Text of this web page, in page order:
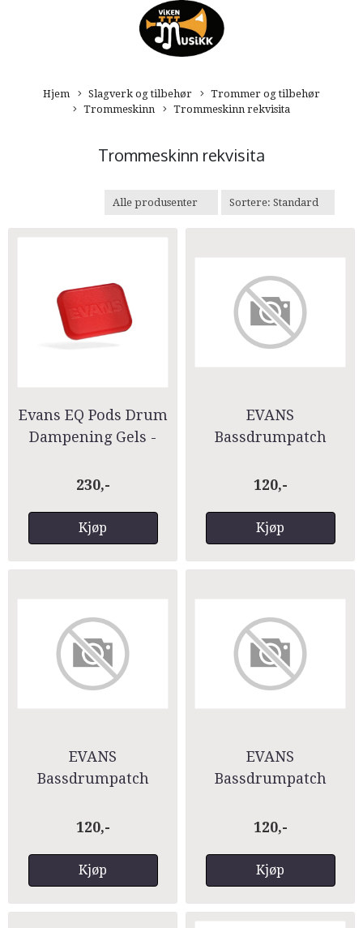
Hjem Slagverk og tilbehør
Trommer og tilbehør
Trommeskinn
Trommeskinn rekvisita
Trommeskinn rekvisita
Evans EQ Pods Drum
Dampening Gels -
230,-
Kjøp
EVANS
Bassdrumpatch
120,-
Kjøp
EVANS
Bassdrumpatch
120,-
Kjøp
EVANS
Bassdrumpatch
120,-
Kjøp